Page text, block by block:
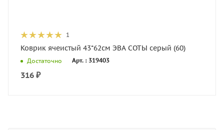
1
Коврик ячеистый 43*62см ЭВА СОТЫ серый (60)
Достаточно Арт. : 319403
316 ₽